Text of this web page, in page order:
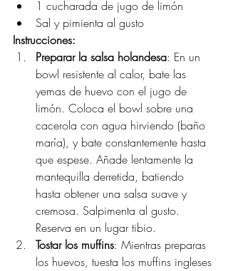
1 cucharada de jugo de limón
Sal y pimienta al gusto
Instrucciones:
Preparar la salsa holandesa: En un
bowl resistente al calor, bate las
yemas de huevo con el jugo de
limón. Coloca el bowl sobre una
cacerola con agua hirviendo (baño
maría), y bate constantemente hasta
que espese. Añade lentamente la
mantequilla derretida, batiendo
hasta obtener una salsa suave y
cremosa. Salpimenta al gusto.
Reserva en un lugar tibio.
Tostar los muffins: Mientras preparas
los huevos, tuesta los muffins ingleses